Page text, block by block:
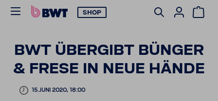
SHOP
BWT ÜBER­GIBT BÜNGER
& FRESE IN NEUE HÄNDE
15.JUNI 2020, 18:00